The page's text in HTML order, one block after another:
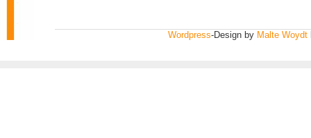
Wordpress-Design by Malte Woydt